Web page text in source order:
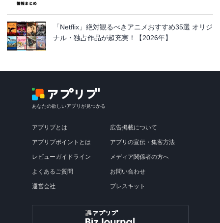
「Netflix」絶対観るべきアニメおすすめ35選 オリジ
ナル・独占作品が超充実！【2026年】
あなたの欲しいアプリが見つかる
アプリブとは
アプリブポイントとは
レビューガイドライン
よくあるご質問
運営会社
広告掲載について
アプリの宣伝・集客方法
メディア関係者の方へ
お問い合わせ
プレスキット